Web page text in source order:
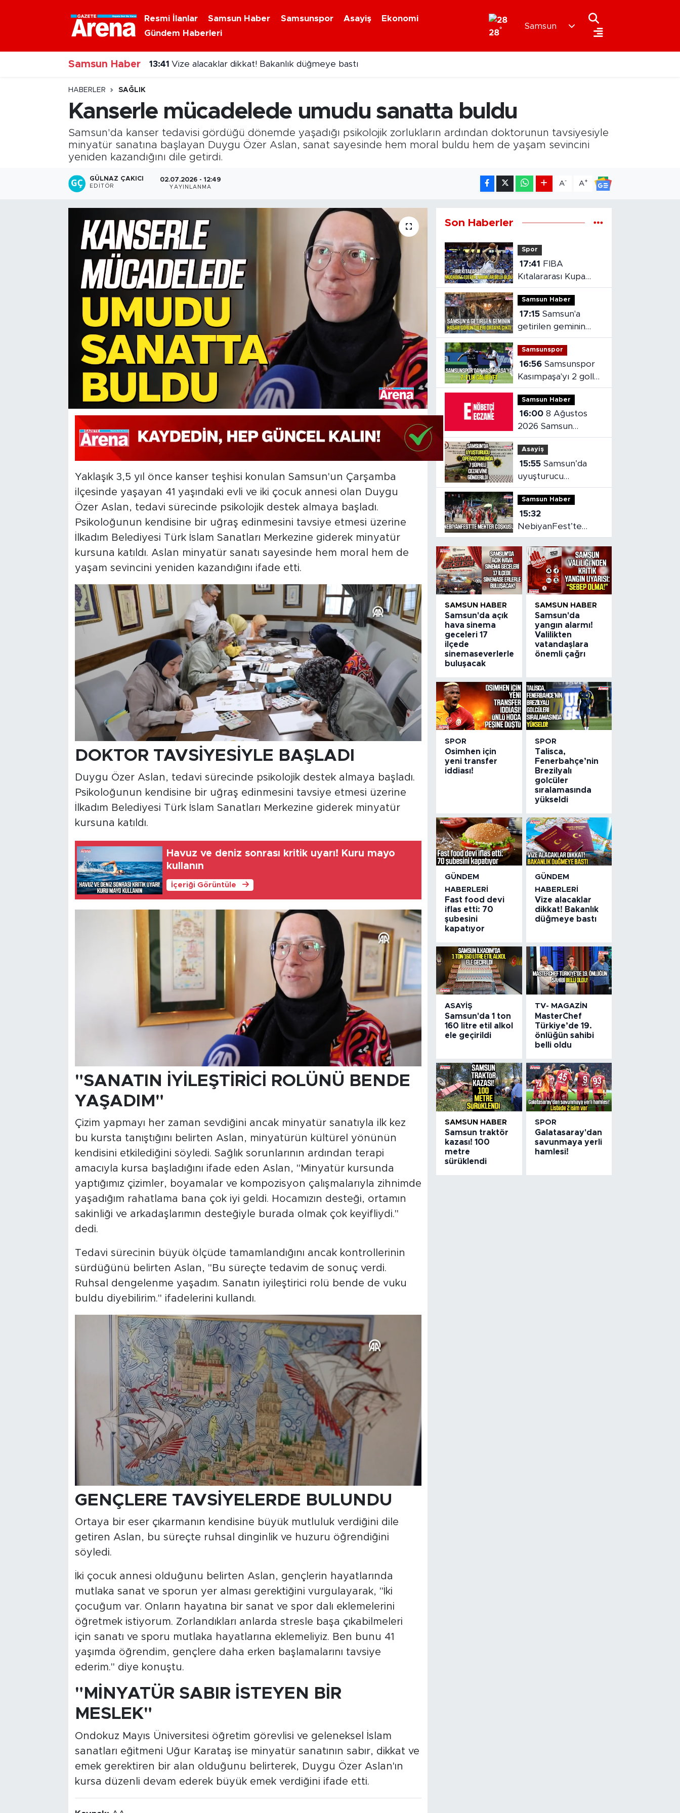
Resmi İlanlar Samsun Haber Samsunspor Asayiş
Ekonomi
Gündem Haberleri
28°
Samsun
Samsun Haber 13:41 Samsun'da 1 ton 160 litre etil alkol ele geçirildi
HABERLER SAĞLIK
Kanserle mücadelede umudu sanatta buldu
Samsun'da kanser tedavisi gördüğü dönemde yaşadığı psikolojik zorlukların ardından doktorunun tavsiyesiyle
minyatür sanatına başlayan Duygu Özer Aslan, sanat sayesinde hem moral buldu hem de yaşam sevincini
yeniden kazandığını dile getirdi.
GÜLNAZ ÇAKICI
EDITÖR
02.07.2026 - 12:49
YAYINLANMA
A- A+
Yaklaşık 3,5 yıl önce kanser teşhisi konulan Samsun'un Çarşamba
ilçesinde yaşayan 41 yaşındaki evli ve iki çocuk annesi olan Duygu
Özer Aslan, tedavi sürecinde psikolojik destek almaya başladı.
Psikoloğunun kendisine bir uğraş edinmesini tavsiye etmesi üzerine
İlkadım Belediyesi Türk İslam Sanatları Merkezine giderek minyatür
kursuna katıldı. Aslan minyatür sanatı sayesinde hem moral hem de
yaşam sevincini yeniden kazandığını ifade etti.
DOKTOR TAVSİYESİYLE BAŞLADI
Duygu Özer Aslan, tedavi sürecinde psikolojik destek almaya başladı.
Psikoloğunun kendisine bir uğraş edinmesini tavsiye etmesi üzerine
İlkadım Belediyesi Türk İslam Sanatları Merkezine giderek minyatür
kursuna katıldı.
Havuz ve deniz sonrası kritik uyarı! Kuru mayo
kullanın
İçeriği Görüntüle
"SANATIN İYİLEŞTİRİCİ ROLÜNÜ BENDE
YAŞADIM"
Çizim yapmayı her zaman sevdiğini ancak minyatür sanatıyla ilk kez
bu kursta tanıştığını belirten Aslan, minyatürün kültürel yönünün
kendisini etkilediğini söyledi. Sağlık sorunlarının ardından terapi
amacıyla kursa başladığını ifade eden Aslan, "Minyatür kursunda
yaptığımız çizimler, boyamalar ve kompozisyon çalışmalarıyla zihnimde
yaşadığım rahatlama bana çok iyi geldi. Hocamızın desteği, ortamın
sakinliği ve arkadaşlarımın desteğiyle burada olmak çok keyifliydi."
dedi.
Tedavi sürecinin büyük ölçüde tamamlandığını ancak kontrollerinin
sürdüğünü belirten Aslan, "Bu süreçte tedavim de sonuç verdi.
Ruhsal dengelenme yaşadım. Sanatın iyileştirici rolü bende de vuku
buldu diyebilirim." ifadelerini kullandı.
GENÇLERE TAVSİYELERDE BULUNDU
Ortaya bir eser çıkarmanın kendisine büyük mutluluk verdiğini dile
getiren Aslan, bu süreçte ruhsal dinginlik ve huzuru öğrendiğini
söyledi.
İki çocuk annesi olduğunu belirten Aslan, gençlerin hayatlarında
mutlaka sanat ve sporun yer alması gerektiğini vurgulayarak, "İki
çocuğum var. Onların hayatına bir sanat ve spor dalı eklemelerini
öğretmek istiyorum. Zorlandıkları anlarda stresle başa çıkabilmeleri
için sanatı ve sporu mutlaka hayatlarına eklemeliyiz. Ben bunu 41
yaşımda öğrendim, gençlere daha erken başlamalarını tavsiye
ederim." diye konuştu.
"MİNYATÜR SABIR İSTEYEN BİR
MESLEK"
Ondokuz Mayıs Üniversitesi öğretim görevlisi ve geleneksel İslam
sanatları eğitmeni Uğur Karataş ise minyatür sanatının sabır, dikkat ve
emek gerektiren bir alan olduğunu belirterek, Duygu Özer Aslan'ın
kursa düzenli devam ederek büyük emek verdiğini ifade etti.
Son Haberler
Spor
17:41
Kıtalararası Kupa
2026’da mücadele
edecek takımlar
belli oldu
Samsun Haber
17:15 Samsun'a
getirilen geminin
hasarı ortaya çıktı
Samsunspor
16:56 Samsunspor
Kasımpaşa'yı 2 golle
mağlup etti
Samsun Haber
16:00 8 Ağustos
2026 Samsun
nöbetçi eczaneler
Asayiş
15:55 Samsun’da
uyuşturucu
operasyonunda 7
şüpheli cezaevine
gönderildi
Samsun Haber
15:32
NebiyanFest’te
mehter coşkusu,
spor heyecanı
SAMSUN HABER
Samsun'da açık
hava sinema
geceleri 17
ilçede
sinemaseverlerle
buluşacak
SAMSUN HABER
Samsun'da
yangın alarmı!
Valilikten
vatandaşlara
önemli çağrı
SPOR
Osimhen için
yeni transfer
iddiası!
SPOR
Talisca,
Fenerbahçe’nin
Brezilyalı
golcüler
sıralamasında
yükseldi
GÜNDEM
HABERLERI
Fast food devi
iflas etti: 70
şubesini
kapatıyor
GÜNDEM
HABERLERI
Vize alacaklar
dikkat! Bakanlık
düğmeye bastı
ASAYIŞ
Samsun'da 1 ton
160 litre etil alkol
ele geçirildi
TV- MAGAZIN
MasterChef
Türkiye’de 19.
önlüğün sahibi
belli oldu
SAMSUN HABER
Samsun traktör
kazası! 100
metre
sürüklendi
SPOR
Galatasaray'dan
savunmaya yerli
hamlesi!
Nöbetçi Eczaneler
Hava Durumu
Samsun Namaz Vakitleri
Trafik Durumu
Süper Lig Puan Durumu ve Fikstür
Son Dakika Haberleri